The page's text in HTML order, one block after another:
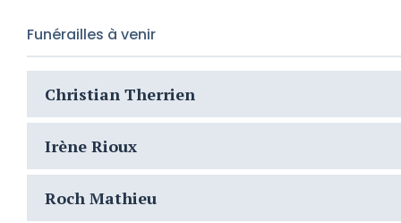
Funérailles à venir
Christian Therrien
Irène Rioux
Roch Mathieu